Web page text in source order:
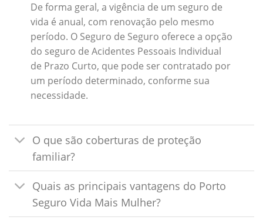
De forma geral, a vigência de um seguro de
vida é anual, com renovação pelo mesmo
período. O Seguro de Seguro oferece a opção
do seguro de Acidentes Pessoais Individual
de Prazo Curto, que pode ser contratado por
um período determinado, conforme sua
necessidade.
O que são coberturas de proteção
familiar?
Quais as principais vantagens do Porto
Seguro Vida Mais Mulher?